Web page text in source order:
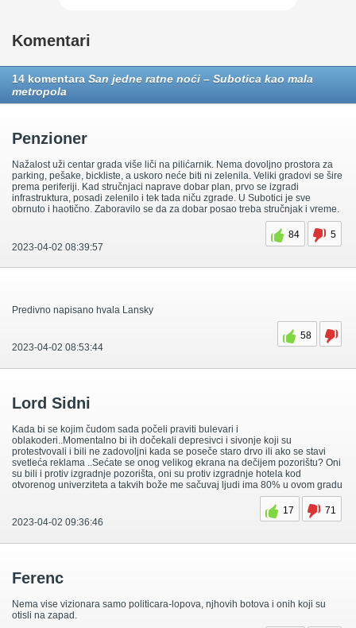
Komentari
14 komentara San jedne ratne noći – Subotica kao mala
metropola
Penzioner
Nažalost uži centar grada više liči na pilićarnik. Nema dovoljno prostora za
parking, pešake, bickliste, a uskoro neće biti ni zelenila. Veliki gradovi se šire
prema periferiji. Kad stručnjaci naprave dobar plan, prvo se izgradi
infrastruktura, posadi zelenilo i tek tada niču zgrade. U Subotici je sve
obrnuto i haotično. Zaboravilo se da za dobar posao treba stručnjak i vreme.
84
5
2023-04-02 08:39:57
Predivno napisano hvala Lansky
58
2023-04-02 08:53:44
Lord Sidni
Kada bi se kojim čudom sada počeli praviti bulevari i
oblakoderi..Momentalno bi ih dočekali depresivci i sivonje koji su
protestvovali i bili ne zadovoljni kada se poseče staro drvo ili ako se stavi
svetleća reklama ..Sećate se onog velikog ekrana na dečijem pozorištu? Oni
su bili i protiv izgradnje pozorišta, oni su protiv izgradnje hotela kod
otvorenog univerziteta a takvih bože me sačuvaj ljudi ima 80% u ovom gradu
17
71
2023-04-02 09:36:46
Ferenc
Nema vise vizionara samo politicara-lopova, njhovih botova i onih koji su
otisli na zapad.